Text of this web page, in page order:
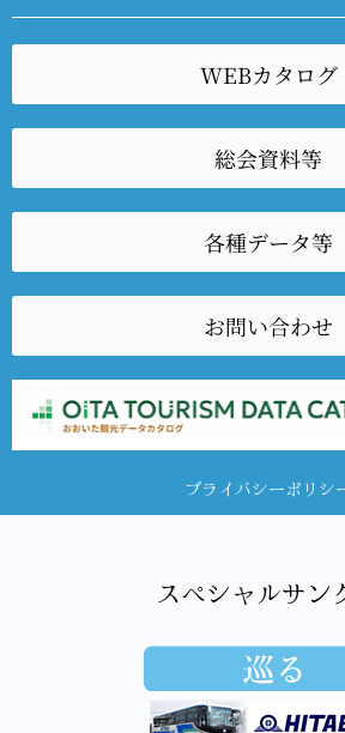
WEBカタログ
総会資料等
各種データ等
お問い合わせ
プライバシーポリシ
スペシャルサン